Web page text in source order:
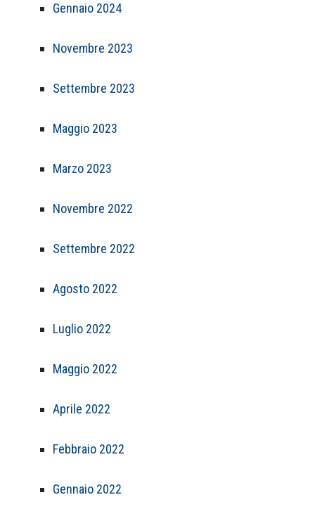
Gennaio 2024
Novembre 2023
Settembre 2023
Maggio 2023
Marzo 2023
Novembre 2022
Settembre 2022
Agosto 2022
Luglio 2022
Maggio 2022
Aprile 2022
Febbraio 2022
Gennaio 2022